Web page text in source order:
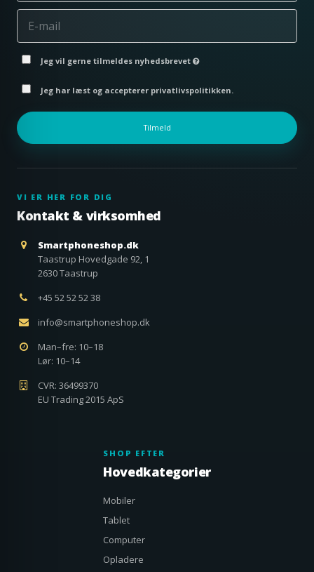
Jeg vil gerne tilmeldes nyhedsbrevet
Jeg har læst og accepterer privatlivspolitikken.
Tilmeld
VI ER HER FOR DIG
Kontakt & virksomhed
Smartphoneshop.dk
Taastrup Hovedgade 92, 1
2630 Taastrup
+45 52 52 52 38
info@smartphoneshop.dk
Man–fre: 10–18
Lør: 10–14
CVR: 36499370
EU Trading 2015 ApS
SHOP EFTER
Hovedkategorier
Mobiler
Tablet
Computer
Opladere